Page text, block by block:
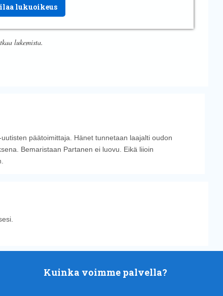
lukuoikeus
lukemista.
päätoimittaja. Hänet tunnetaan laajalti oudon
Bemaristaan Partanen ei luovu. Eikä liioin
Kuinka voimme palvella?